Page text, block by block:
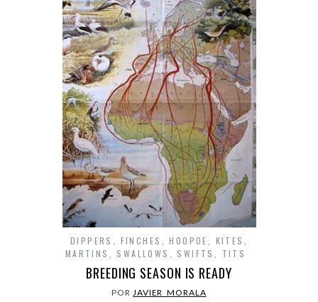
DIPPERS FINCHES ,HOOPOE KITES
MARTINS
SWALLOWS SWIFTS TITS
BREEDING SEASON IS READY
POR JAVIER_MORALA